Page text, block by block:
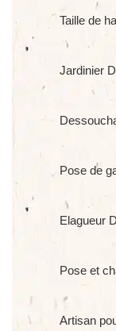
Taille de
Jardinier
Pose de
Elagueur
Pose et
Artisan